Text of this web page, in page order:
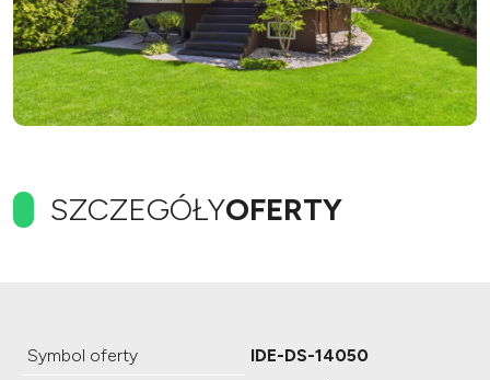
SZCZEGÓŁYOFERTY
Symbol oferty
IDE-DS-14050